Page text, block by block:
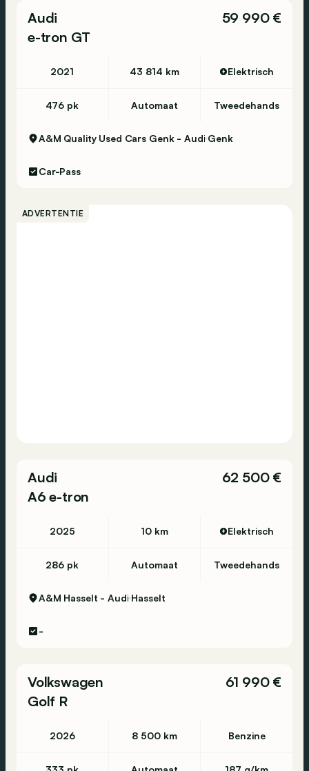
Audi
e-tron GT
59 990 €
2021 43 814 km Elektrisch
476 pk Automaat Tweedehands
A&M Quality Used Cars Genk - Audi Genk
Car-Pass
ADVERTENTIE
Audi
A6 e-tron
62 500 €
2025 10 km Elektrisch
286 pk Automaat Tweedehands
A&M Hasselt - Audi Hasselt
-
Volkswagen
Golf R
61 990 €
2026 8 500 km Benzine